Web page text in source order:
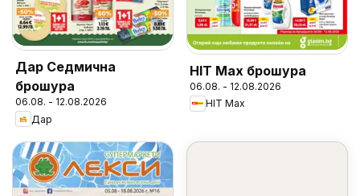
Дар Седмична
брошура
06.08. - 12.08.2026
Дар
HIT Max брошура
06.08. - 12.08.2026
HIT Max